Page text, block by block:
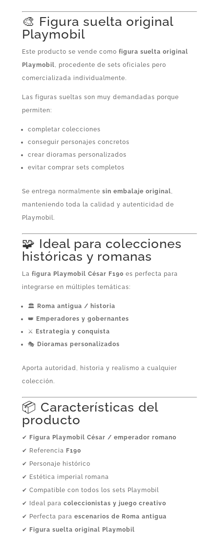
🎨 Figura suelta original
Playmobil
Este producto se vende como figura suelta original
Playmobil , procedente de sets oficiales pero
comercializada individualmente.
Las figuras sueltas son muy demandadas porque
permiten:
completar colecciones
conseguir personajes concretos
crear dioramas personalizados
evitar comprar sets completos
Se entrega normalmente sin embalaje original
manteniendo toda la calidad y autenticidad de
Playmobil.
🧩 Ideal para colecciones
históricas y romanas
La figura Playmobil César F190 es perfecta para
integrarse en múltiples temáticas:
🏛️ Roma antigua / historia
👑 Emperadores y gobernantes
⚔️ Estrategia y conquista
🎭 Dioramas personalizados
Aporta autoridad, historia y realismo a cualquier
colección.
📦 Características del
producto
✔ Figura Playmobil César / emperador romano
✔ Referencia F190
✔ Personaje histórico
✔ Estética imperial romana
✔ Compatible con todos los sets Playmobil
✔ Ideal para coleccionistas y juego creativo
✔ Perfecta para escenarios de Roma antigua
✔ Figura suelta original Playmobil